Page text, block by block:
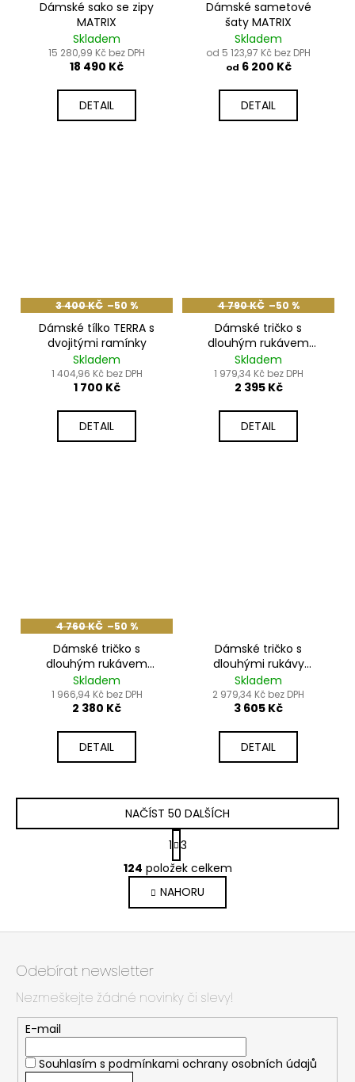
Dámské sako se zipy
MATRIX
Skladem
15 280,99 Kč bez DPH
18 490 Kč
DETAIL
Dámské sametové
šaty MATRIX
Skladem
od 5 123,97 Kč bez DPH
od 6 200 Kč
DETAIL
3 400 KČ –50 %
Dámské tílko TERRA s
dvojitými ramínky
Skladem
1 404,96 Kč bez DPH
1 700 Kč
DETAIL
4 790 KČ –50 %
Dámské tričko s
dlouhým rukávem
MATRIX
Skladem
1 979,34 Kč bez DPH
2 395 Kč
DETAIL
4 760 KČ –50 %
Dámské tričko s
dlouhým rukávem
TERRA
Skladem
1 966,94 Kč bez DPH
2 380 Kč
DETAIL
Dámské tričko s
dlouhými rukávy
ESPIRITY
Skladem
2 979,34 Kč bez DPH
3 605 Kč
DETAIL
O
v
l
á
d
p
r
v
k
y
NAČÍST 50 DALŠÍCH
S
t
r
á
n
k
1 3
124 položek celkem
NAHORU
Z
Odebírat newsletter
Nezmeškejte žádné novinky či slevy!
E-mail
Souhlasím s podmínkami ochrany osobních údajů